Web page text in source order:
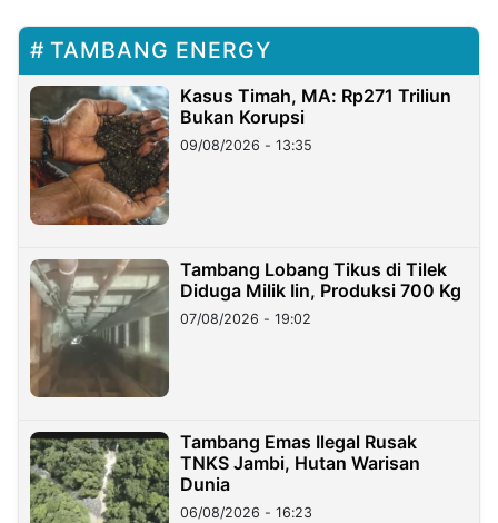
TAMBANG ENERGY
Kasus Timah, MA: Rp271 Triliun
Bukan Korupsi
09/08/2026 - 13:35
Tambang Lobang Tikus di Tilek
Diduga Milik Iin, Produksi 700 Kg
07/08/2026 - 19:02
Tambang Emas Ilegal Rusak
TNKS Jambi, Hutan Warisan
Dunia
06/08/2026 - 16:23